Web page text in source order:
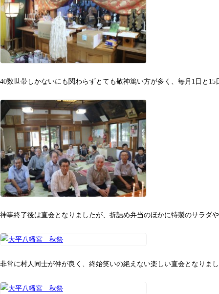
40数世帯しかないにも関わらずとても敬神篤い方が多く、毎月1日と
神事終了後は直会となりましたが、折詰め弁当のほかに特製のサラダ
非常に村人同士が仲が良く、終始笑いの絶えない楽しい直会となりまし